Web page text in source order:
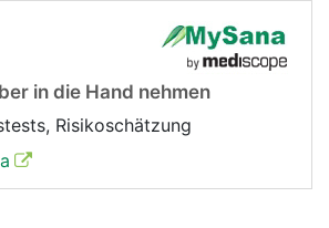
in die Hand nehmen
Risikoschätzung